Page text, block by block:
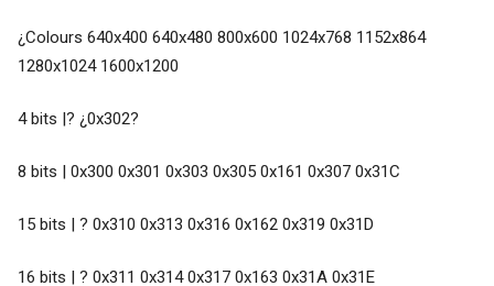
¿Colours 640x400 640x480 800x600 1024x768 1152x864
1280x1024 1600x1200
4 bits |? ¿0x302?
8 bits | 0x300 0x301 0x303 0x305 0x161 0x307 0x31C
15 bits | ? 0x310 0x313 0x316 0x162 0x319 0x31D
16 bits | ? 0x311 0x314 0x317 0x163 0x31A 0x31E